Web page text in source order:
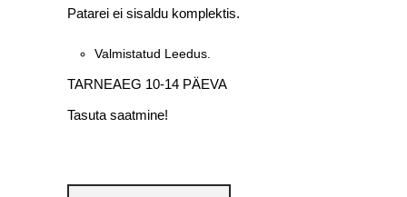
Patarei ei sisaldu komplektis.
Valmistatud Leedus.
TARNEAEG 10-14 PÄEVA
Tasuta saatmine!